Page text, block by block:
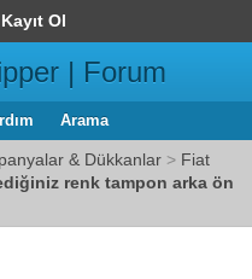
Kayıt Ol
| Forum
Arama
& Dükkanlar > Fiat
renk tampon arka ön